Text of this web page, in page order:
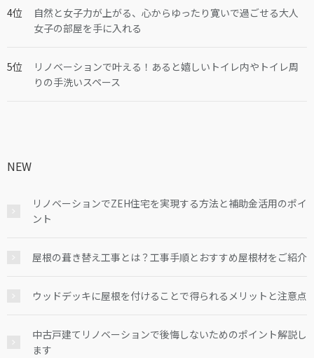
自然と女子力が上がる、心からゆったり寛いで過ごせる大人
女子の部屋を手に入れる
リノベーションで叶える！あると嬉しいトイレ内やトイレ周
りの手洗いスペース
NEW
リノベーションでZEH住宅を実現する方法と補助金活用のポイ
ント
屋根の葺き替え工事とは？工事手順とおすすめ屋根材をご紹介
ウッドデッキに屋根を付けることで得られるメリットと注意点
中古戸建てリノベーションで後悔しないためのポイント解説し
ます